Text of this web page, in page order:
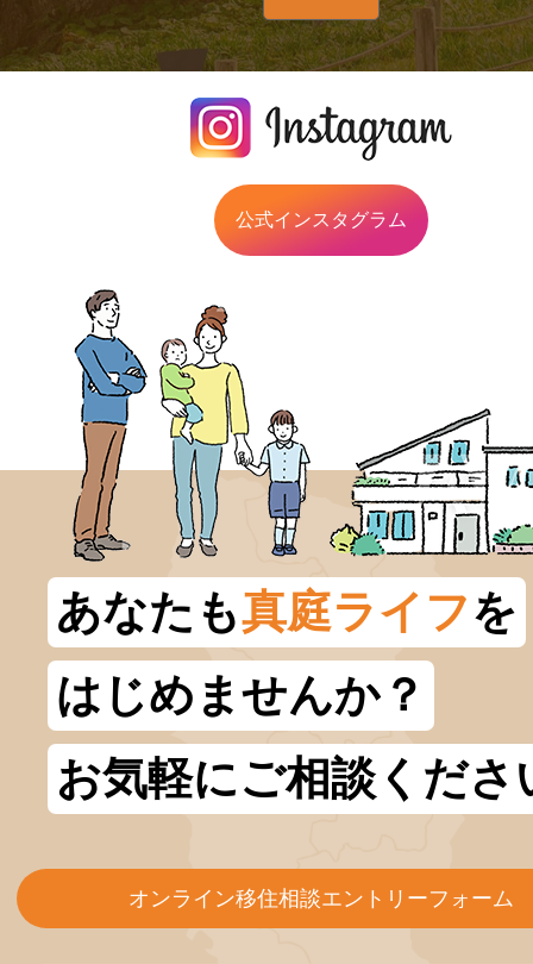
公式インスタグラム
あなたも真庭ライフを
はじめませんか？
お気軽にご相談くださ
オンライン移住相談エントリーフォーム